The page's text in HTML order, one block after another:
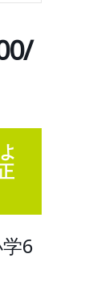
6